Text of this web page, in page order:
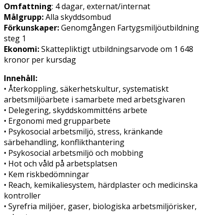
Omfattning: 4 dagar, externat/internat
Målgrupp:Alla skyddsombud
Förkunskaper:Genomgången Fartygsmiljöutbildning
steg 1
Ekonomi:Skattepliktigt utbildningsarvode om 1 648
kronor per kursdag
Innehåll:
• Återkoppling, säkerhetskultur, systematiskt
arbetsmiljöarbete i samarbete med arbetsgivaren
• Delegering, skyddskommitténs arbete
• Ergonomi med grupparbete
• Psykosocial arbetsmiljö, stress, kränkande
särbehandling, konflikthantering
• Psykosocial arbetsmiljö och mobbing
• Hot och våld på arbetsplatsen
• Kem riskbedömningar
• Reach, kemikaliesystem, härdplaster och medicinska
kontroller
• Syrefria miljöer, gaser, biologiska arbetsmiljörisker,